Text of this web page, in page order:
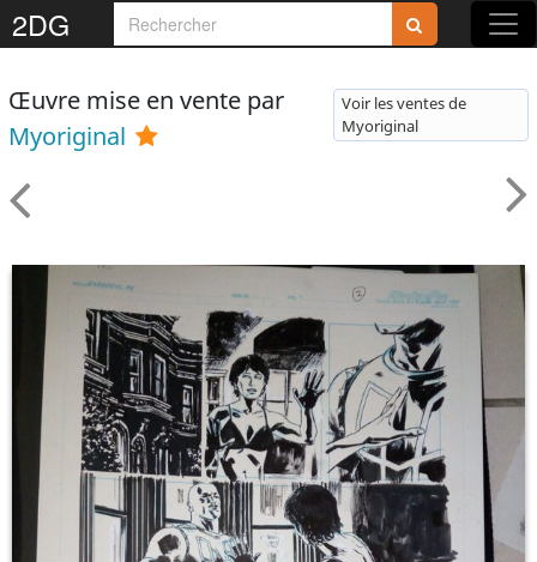
2DG
Œuvre mise en vente par
Myoriginal
Voir les ventes de
Myoriginal